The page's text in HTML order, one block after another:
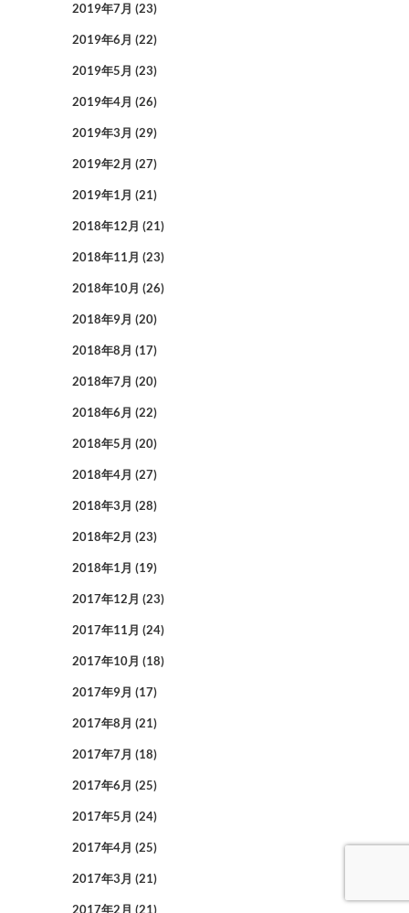
2019年7月 (23)
2019年6月 (22)
2019年5月 (23)
2019年4月 (26)
2019年3月 (29)
2019年2月 (27)
2019年1月 (21)
2018年12月 (21)
2018年11月 (23)
2018年10月 (26)
2018年9月 (20)
2018年8月 (17)
2018年7月 (20)
2018年6月 (22)
2018年5月 (20)
2018年4月 (27)
2018年3月 (28)
2018年2月 (23)
2018年1月 (19)
2017年12月 (23)
2017年11月 (24)
2017年10月 (18)
2017年9月 (17)
2017年8月 (21)
2017年7月 (18)
2017年6月 (25)
2017年5月 (24)
2017年4月 (25)
2017年3月 (21)
2017年2月 (21)